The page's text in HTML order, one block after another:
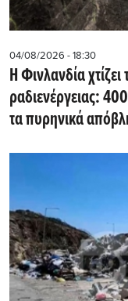
04/08/2026 - 18:30
Η Φινλανδία
ραδιενέργειας:
τα πυρηνικά